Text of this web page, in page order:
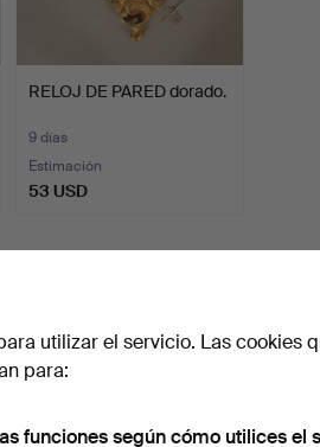
RELOJ DE PARED dorado.
9 días
Estimación
53 USD
utilizar el servicio. Las cookies
para:
funciones según cómo utilices el